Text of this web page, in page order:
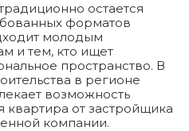
остается
форматов
молодым
и тем, кто ищет
пространство. В
в регионе
возможность
квартира от застройщика
компании.